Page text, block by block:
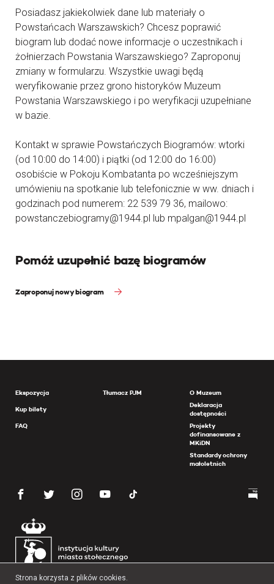
Posiadasz jakiekolwiek dane lub materiały o
Powstańcach Warszawskich? Chcesz poprawić
biogram lub dodać nowe informacje o uczestnikach i
żołnierzach Powstania Warszawskiego? Zaproponuj
zmiany w formularzu. Wszystkie uwagi będą
weryfikowanie przez grono historyków Muzeum
Powstania Warszawskiego i po weryfikacji uzupełniane
w bazie.
Kontakt w sprawie Powstańczych Biogramów: wtorki
(od 10:00 do 14:00) i piątki (od 12:00 do 16:00)
osobiście w Pokoju Kombatanta po wcześniejszym
umówieniu na spotkanie lub telefonicznie w ww. dniach i
godzinach pod numerem: 22 539 79 36, mailowo:
powstanczebiogramy@1944.pl lub mpalgan@1944.pl
Pomóż uzupełnić bazę biogramów
Zaproponuj nowy biogram
Ekspozycja
Kup bilety
FAQ
Tłumacz PJM
O Muzeum
Deklaracja
dostępności
Projekty
dofinansowane z
MKiDN
Standardy ochrony
małoletnich
Strona korzysta z plików cookies.